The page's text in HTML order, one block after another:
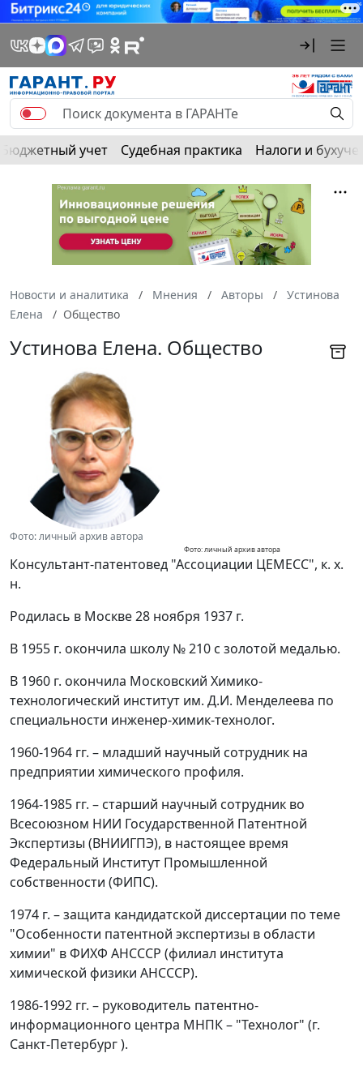
Бюджетный учет Судебная практика Налоги и
Новости и аналитика Мнения Авторы
Устинова
Елена
Общество
Устинова Елена. Общество
Фото: личный архив автора
Фото: личный архив автора
Консультант-патентовед "Ассоциации ЦЕМЕСС", к. х.
н.
Родилась в Москве 28 ноября 1937 г.
В 1955 г. окончила школу № 210 с золотой медалью.
В 1960 г. окончила Московский Химико-
технологический институт им. Д.И. Менделеева по
специальности инженер-химик-технолог.
1960-1964 гг. – младший научный сотрудник на
предприятии химического профиля.
1964-1985 гг. – старший научный сотрудник во
Всесоюзном НИИ Государственной Патентной
Экспертизы (ВНИИГПЭ), в настоящее время
Федеральный Институт Промышленной
собственности (ФИПС).
1974 г. – защита кандидатской диссертации по теме
"Особенности патентной экспертизы в области
химии" в ФИХФ АНСССР (филиал института
химической физики АНСССР).
1986-1992 гг. – руководитель патентно-
информационного центра МНПК – "Технолог" (г.
Санкт-Петербург ).